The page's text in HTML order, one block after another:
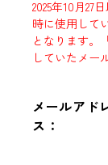
2025年10月27
時に使用して
となります。
していたメー
メールアド
ス：